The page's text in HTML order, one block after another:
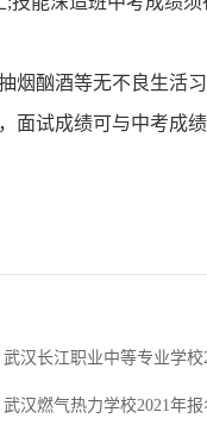
烟酗酒等无不良生活习
面试成绩可与中考成绩
武汉长江职业中等专业学
武汉燃气热力学校2021年